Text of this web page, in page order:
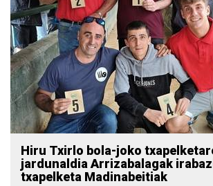
Hiru Txirlo bola-joko
jardunaldia Arrizabalagak
txapelketa Madinabeitiak